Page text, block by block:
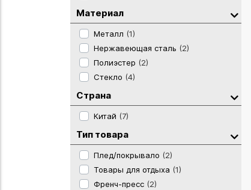
Материал
Металл (1)
Нержавеющая сталь (2)
Полиэстер (2)
Стекло (4)
Страна
Китай (7)
Тип товара
Плед/покрывало (2)
Товары для отдыха (1)
Френч-пресс (2)